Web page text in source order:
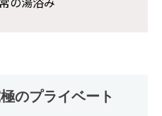
のプライベート